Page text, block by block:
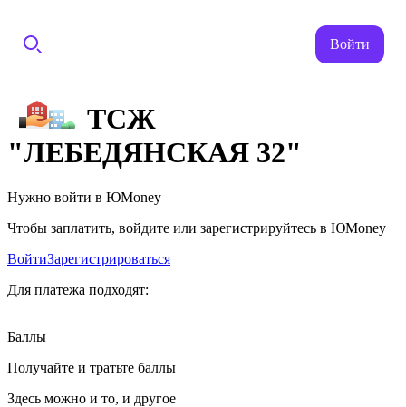
Войти
ТСЖ
"ЛЕБЕДЯНСКАЯ 32"
Нужно войти в ЮMoney
Чтобы заплатить, войдите или зарегистрируйтесь в ЮMoney
ВойтиЗарегистрироваться
Для платежа подходят:
Баллы
Получайте и тратьте баллы
Здесь можно и то, и другое